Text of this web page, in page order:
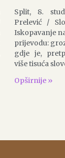
Split, 8.
Prelević /
Iskopavanje
prijevodu:
gdje je,
više tisuća
Opširnije »